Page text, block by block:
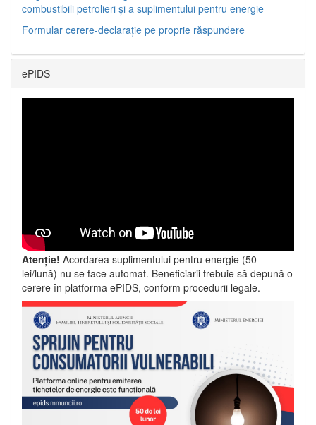
combustibili petrolieri și a suplimentului pentru energie
Formular cerere-declarație pe proprie răspundere
ePIDS
Atenție! Acordarea suplimentului pentru energie (50
lei/lună) nu se face automat. Beneficiarii trebuie să depună o
cerere în platforma ePIDS, conform procedurii legale.